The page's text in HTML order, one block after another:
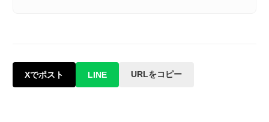
Xでポスト LINE URLをコピー